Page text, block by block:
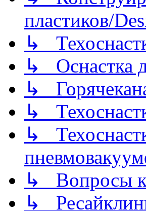
пластиков/
↳
↳ Оснастка
↳
↳
↳
↳ Вопросы
↳